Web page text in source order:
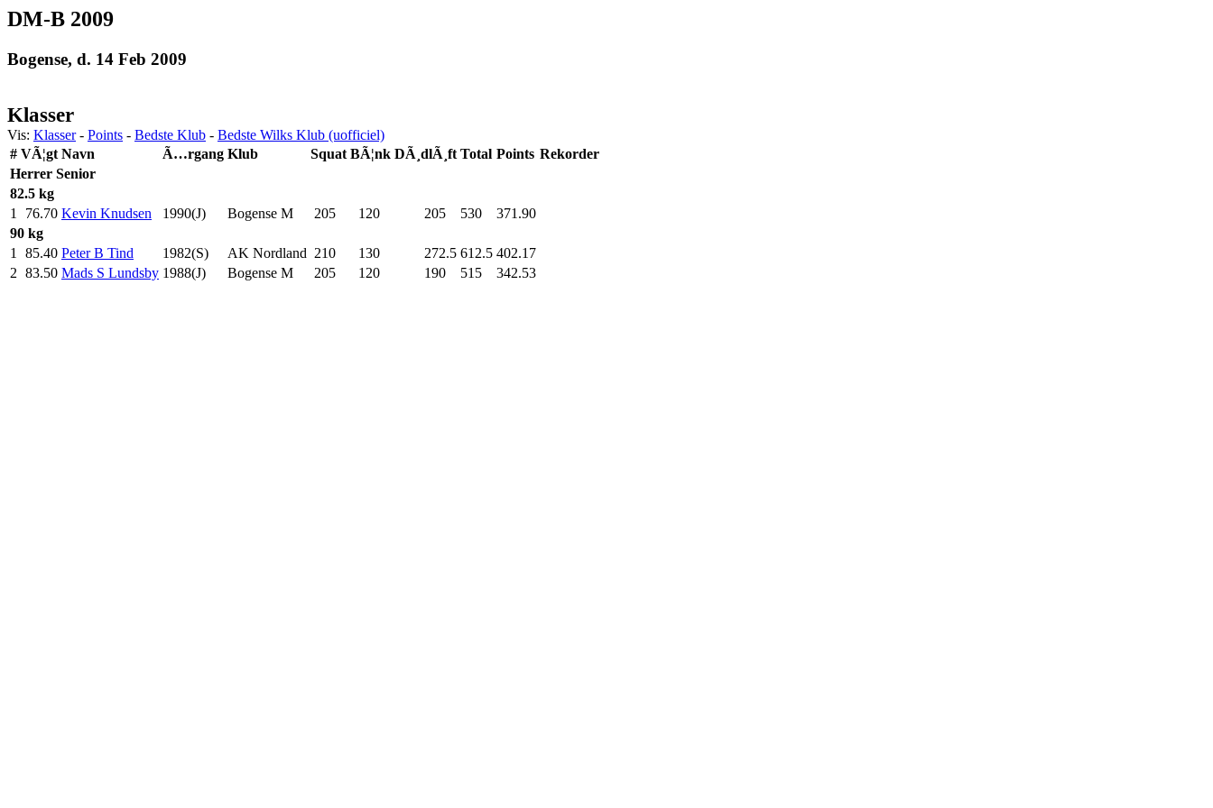
DM-B 2009
Bogense, d. 14 Feb 2009
Klasser
Vis: Klasser- Points - Bedste Klub - Bedste Wilks Klub (uofficiel)
# VÃ¦gt Navn Ã…rgang Klub Squat BÃ¦nk DÃ¸dlÃ¸ft Total Points Rekorder
Herrer Senior
82.5 kg
1
76.70 Kevin Knudsen 1990(J) Bogense M 205 120 205 530
371.90
90 kg
1
85.40 Peter B Tind 1982(S) AK Nordland 210 130 272.5 612.5 402.17
2 83.50 Mads S Lundsby 1988(J) Bogense M 205 120 190 515 342.53